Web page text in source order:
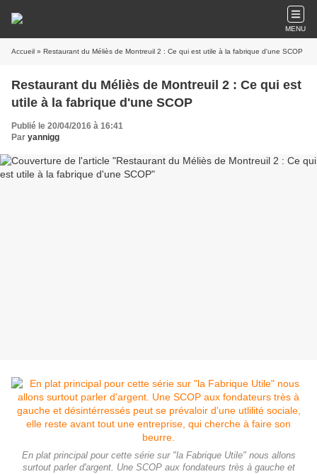
MENU
Accueil » Restaurant du Méliès de Montreuil 2 : Ce qui est utile à la fabrique d'une SCOP
Restaurant du Méliès de Montreuil 2 : Ce qui est
utile à la fabrique d'une SCOP
Publié le 20/04/2016 à 16:41
Par yannigg
En plat principal pour cette série sur "la Fabrique Utile" nous allons
surtout parler d'argent. Une SCOP aux fondateurs très à gauche et